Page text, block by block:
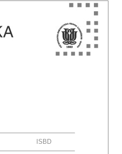
ISBD